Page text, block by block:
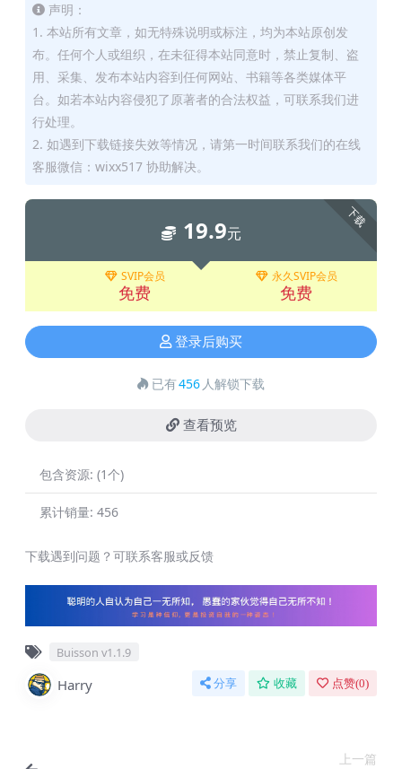
声明：
1. 本站所有文章，如无特殊说明或标注，均为本站原创发
布。任何个人或组织，在未征得本站同意时，禁止复制、盗
用、采集、发布本站内容到任何网站、书籍等各类媒体平
台。如若本站内容侵犯了原著者的合法权益，可联系我们进
行处理。
2. 如遇到下载链接失效等情况，请第一时间联系我们的在线
客服微信：wixx517 协助解决。
下载
19.9元
SVIP会员
免费
永久SVIP会员
免费
登录后购买
已有456 人解锁下载
查看预览
包含资源: (1个)
累计销量: 456
下载遇到问题？可联系客服或反馈
Buisson v1.1.9
Harry 分享 收藏 点赞(0)
上一篇